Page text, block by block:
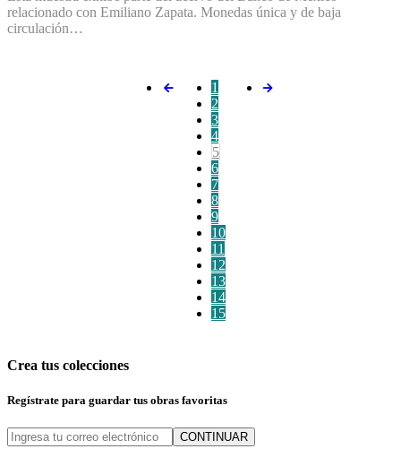
relacionado con Emiliano Zapata. Monedas única y de baja
circulación…
1
2
3
4
5
6
7
8
9
10
11
12
13
14
15
Crea tus colecciones
Regístrate para guardar tus obras favoritas
CONTINUAR